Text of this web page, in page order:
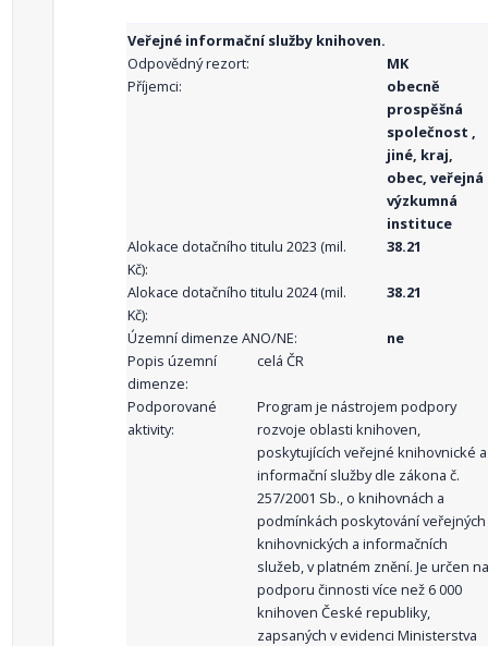
Veřejné informační služby knihoven.
Odpovědný rezort:
MK
Příjemci:
obecně
prospěšná
společnost ,
jiné, kraj,
obec, veřejná
výzkumná
instituce
Alokace dotačního titulu 2023 (mil.
Kč):
38.21
Alokace dotačního titulu 2024 (mil.
Kč):
38.21
Územní dimenze ANO/NE:
ne
Popis územní
dimenze:
celá ČR
Podporované
aktivity:
Program je nástrojem podpory
rozvoje oblasti knihoven,
poskytujících veřejné knihovnické a
informační služby dle zákona č.
257/2001 Sb., o knihovnách a
podmínkách poskytování veřejných
knihovnických a informačních
služeb, v platném znění. Je určen na
podporu činnosti více než 6 000
knihoven České republiky,
zapsaných v evidenci Ministerstva